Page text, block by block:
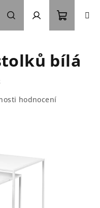
Hledat Přihlášení
košík
bílá
hodnocení